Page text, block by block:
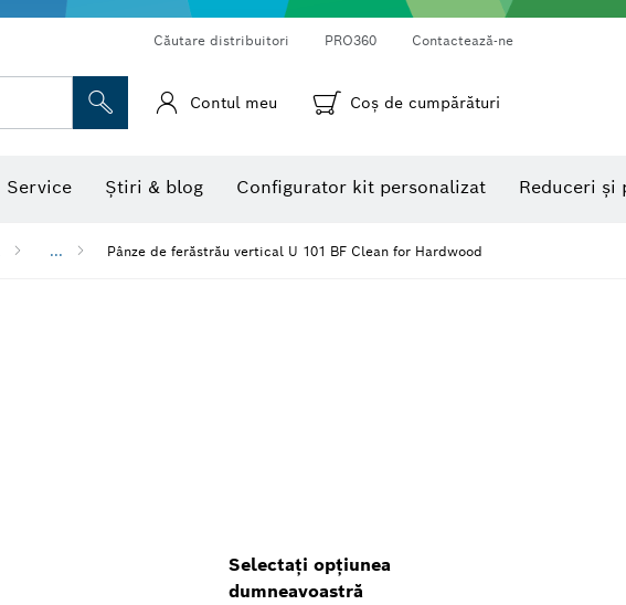
Căutare distribuitori PRO360 Contactează-ne
Contul meu Coş de cumpărături
Service Știri & blog Configurator kit personalizat Reduceri și
... Pânze de ferăstrău vertical U 101 BF Clean for Hardwood
Selectați opțiunea
dumneavoastră